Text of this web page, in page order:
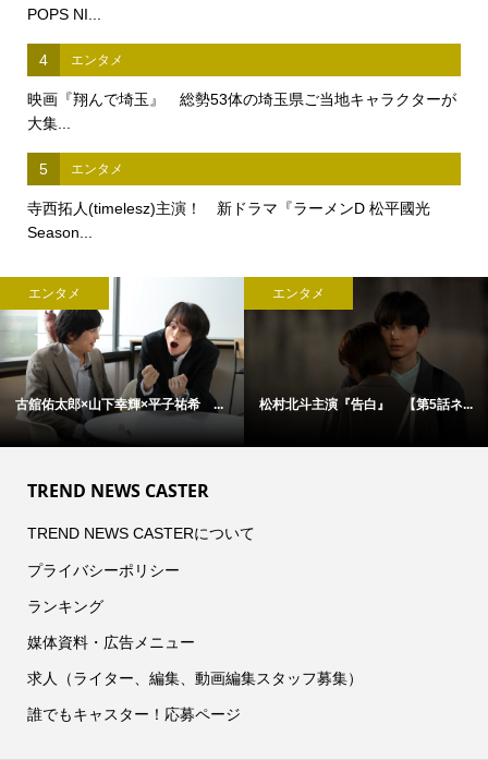
POPS NI...
4 エンタメ
映画『翔んで埼玉』 総勢53体の埼玉県ご当地キャラクターが
大集...
5 エンタメ
寺西拓人(timelesz)主演！ 新ドラマ『ラーメンD 松平國光
Season...
エンタメ
古舘佑太郎×山下幸輝×平子祐希 ...
エンタメ
松村北斗主演『告白』 【第5話ネ...
TREND NEWS CASTER
TREND NEWS CASTERについて
プライバシーポリシー
ランキング
媒体資料・広告メニュー
求人（ライター、編集、動画編集スタッフ募集）
誰でもキャスター！応募ページ